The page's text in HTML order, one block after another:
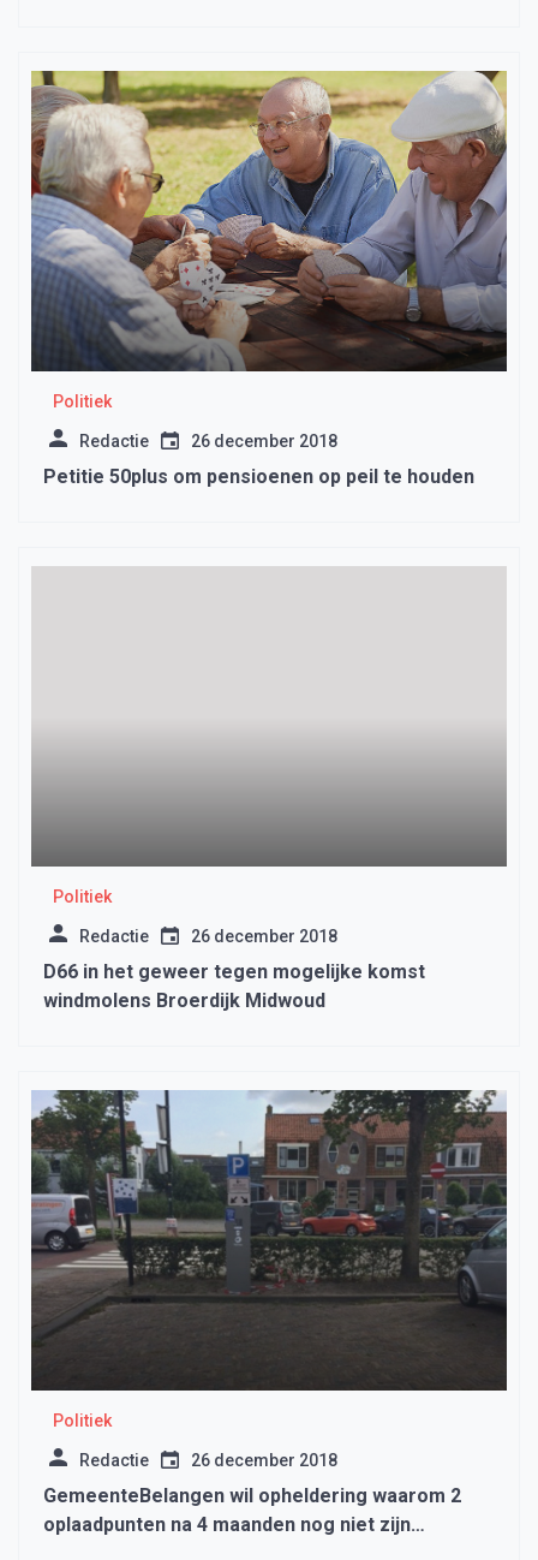
Politiek
Redactie 26 december 2018
Petitie 50plus om pensioenen op peil te houden
Politiek
Redactie 26 december 2018
D66 in het geweer tegen mogelijke komst
windmolens Broerdijk Midwoud
Politiek
Redactie 26 december 2018
GemeenteBelangen wil opheldering waarom 2
oplaadpunten na 4 maanden nog niet zijn